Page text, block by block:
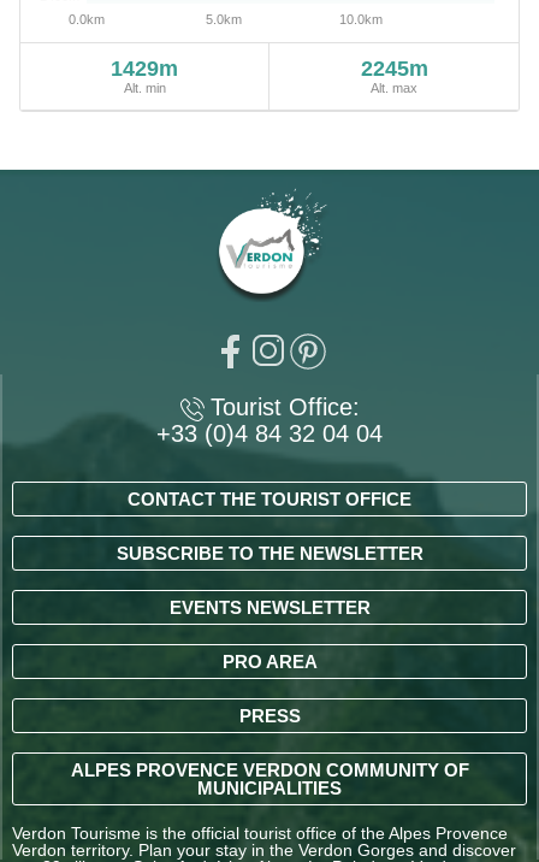
1429m
Alt. min
2245m
Alt. max
Tourist Office:
+33 (0)4 84 32 04 04
CONTACT THE TOURIST OFFICE
SUBSCRIBE TO THE NEWSLETTER
EVENTS NEWSLETTER
PRO AREA
PRESS
ALPES PROVENCE VERDON COMMUNITY OF
MUNICIPALITIES
Verdon Tourisme is the official tourist office of the Alpes Provence
Verdon territory. Plan your stay in the Verdon Gorges and discover